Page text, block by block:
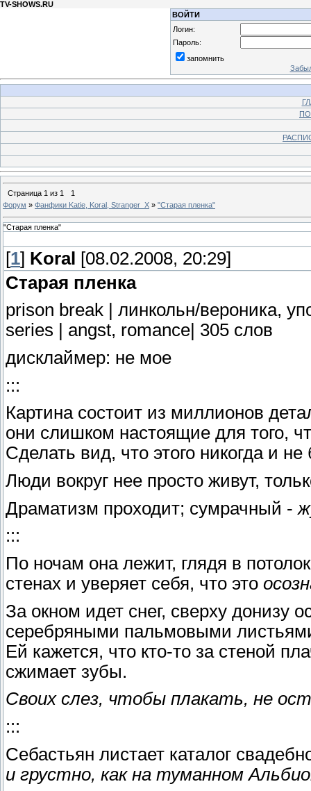
TV-SHOWS.RU
ВОЙТИ
Логин:
Пароль:
запомнить
Страница 1 из 1
1
Форум » Фанфики Katie, Koral, Stranger_X » "Старая пленка"
"Старая пленка"
[1] Koral [08.02.2008, 20:29]
Старая пленка
prison break | линкольн/вероника,
series | angst, romance| 305 слов
дисклаймер: не мое
:::
Картина состоит из миллионов
они слишком настоящие для того,
Сделать вид, что этого никогда и
Люди вокруг нее просто живут,
Драматизм проходит; сумрачный -
:::
По ночам она лежит, глядя в
стенах и уверяет себя, что это
За окном идет снег, сверху донизу
серебряными пальмовыми
Ей кажется, что кто-то за стеной
сжимает зубы.
Своих слез, чтобы плакать, не
:::
Себастьян листает каталог
и грустно, как на туманном